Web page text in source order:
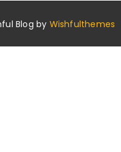
Blog by Wishfulthemes